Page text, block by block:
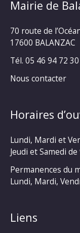
Mairie de
70 route de
17600 BALANZAC
Tél. 05 46 94 72 30
Nous contacter
Horaires
Lundi, Mardi et
Jeudi et Samedi
Permanences du
Lundi, Mardi,
Liens